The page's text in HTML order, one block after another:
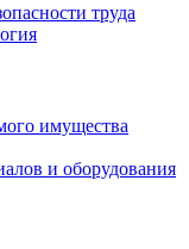
труда
имущества
и оборудования